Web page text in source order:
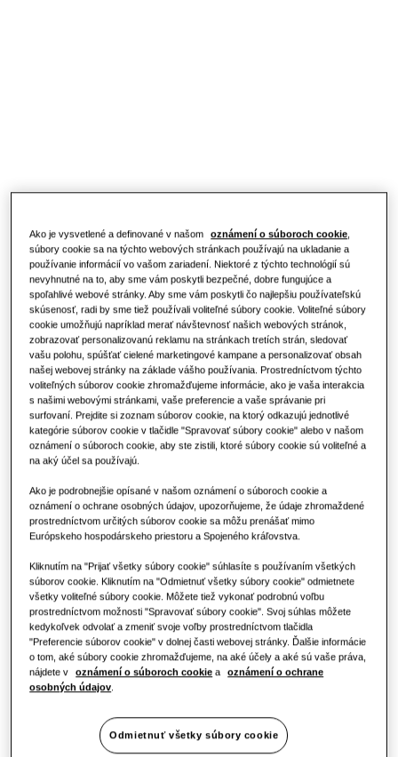
Ovládacie prvky
Hotely
Maloobchod
Reštaurácia
Kancelária
Udržateľnosť
One Samsung
SmartThings Pro
Ako je vysvetlené a definované v našom oznámení o súboroch cookie
súbory cookie sa na týchto webových stránkach používajú na ukladanie a
používanie informácií vo vašom zariadení. Niektoré z týchto technológií sú
nevyhnutné na to, aby sme vám poskytli bezpečné, dobre fungujúce a
spoľahlivé webové stránky. Aby sme vám poskytli čo najlepšiu používateľskú
skúsenosť, radi by sme tiež používali voliteľné súbory cookie. Voliteľné súbory
cookie umožňujú napríklad merať návštevnosť našich webových stránok,
zobrazovať personalizovanú reklamu na stránkach tretích strán, sledovať
vašu polohu, spúšťať cielené marketingové kampane a personalizovať obsah
našej webovej stránky na základe vášho používania. Prostredníctvom týchto
voliteľných súborov cookie zhromažďujeme informácie, ako je vaša interakcia
s našimi webovými stránkami, vaše preferencie a vaše správanie pri
surfovaní. Prejdite si zoznam súborov cookie, na ktorý odkazujú jednotlivé
kategórie súborov cookie v tlačidle "Spravovať súbory cookie" alebo v našom
oznámení o súboroch cookie, aby ste zistili, ktoré súbory cookie sú voliteľné a
na aký účel sa používajú.
Ako je podrobnejšie opísané v našom oznámení o súboroch cookie a
oznámení o ochrane osobných údajov, upozorňujeme, že údaje zhromaždené
prostredníctvom určitých súborov cookie sa môžu prenášať mimo
Európskeho hospodárskeho priestoru a Spojeného kráľovstva.
Kliknutím na "Prijať všetky súbory cookie" súhlasíte s používaním všetkých
súborov cookie. Kliknutím na "Odmietnuť všetky súbory cookie" odmietnete
všetky voliteľné súbory cookie. Môžete tiež vykonať podrobnú voľbu
prostredníctvom možnosti "Spravovať súbory cookie". Svoj súhlas môžete
kedykoľvek odvolať a zmeniť svoje voľby prostredníctvom tlačidla
"Preferencie súborov cookie" v dolnej časti webovej stránky. Ďalšie informácie
o tom, aké súbory cookie zhromažďujeme, na aké účely a aké sú vaše práva,
nájdete v
oznámení o súboroch cookie a
oznámení o ochrane
osobných údajov
Odmietnuť všetky súbory cookie